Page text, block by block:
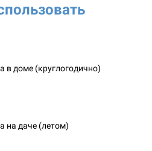
в доме (круглогодично)
на даче (летом)